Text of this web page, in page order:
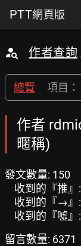
PTT網頁版
作者查詢
總覽 項目：
作者
暱稱)
發文數量: 150
收到的『推』
收到的『→』:
收到的『噓』
留言數量: 6371